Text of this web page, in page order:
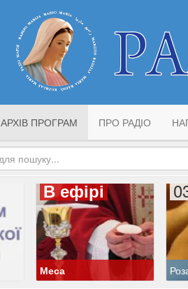
АРХІВ ПРОГРАМ ПРО РАДІО
В ефірі
Меса